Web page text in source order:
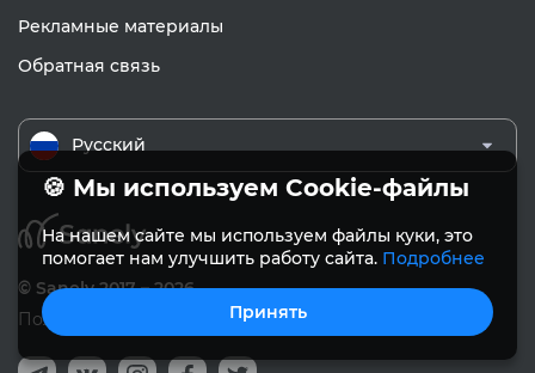
Рекламные материалы
Обратная связь
Русский
© Sanely 2017 – 2026
Пользовательское соглашение
🍪 Мы используем Cookie-файлы
На нашем сайте мы используем файлы куки, это
помогает нам улучшить работу сайта. Подробнее
Принять